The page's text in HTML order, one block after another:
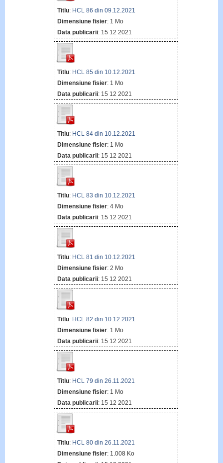
Titlu: HCL 86 din 09.12.2021
Dimensiune fisier: 1 Mo
Data publicarii: 15 12 2021
Titlu: HCL 85 din 10.12.2021
Dimensiune fisier: 1 Mo
Data publicarii: 15 12 2021
Titlu: HCL 84 din 10.12.2021
Dimensiune fisier: 1 Mo
Data publicarii: 15 12 2021
Titlu: HCL 83 din 10.12.2021
Dimensiune fisier: 4 Mo
Data publicarii: 15 12 2021
Titlu: HCL 81 din 10.12.2021
Dimensiune fisier: 2 Mo
Data publicarii: 15 12 2021
Titlu: HCL 82 din 10.12.2021
Dimensiune fisier: 1 Mo
Data publicarii: 15 12 2021
Titlu: HCL 79 din 26.11.2021
Dimensiune fisier: 1 Mo
Data publicarii: 15 12 2021
Titlu: HCL 80 din 26.11.2021
Dimensiune fisier: 1.008 Ko